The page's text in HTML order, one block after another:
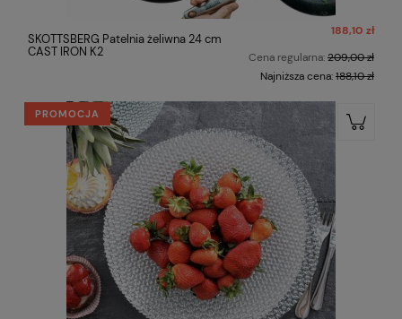
SKOTTSBERG Patelnia żeliwna 24 cm
CAST IRON K2
188,10 zł
Cena regularna:209,00 zł
Najniższa cena:188,10 zł
PROMOCJA